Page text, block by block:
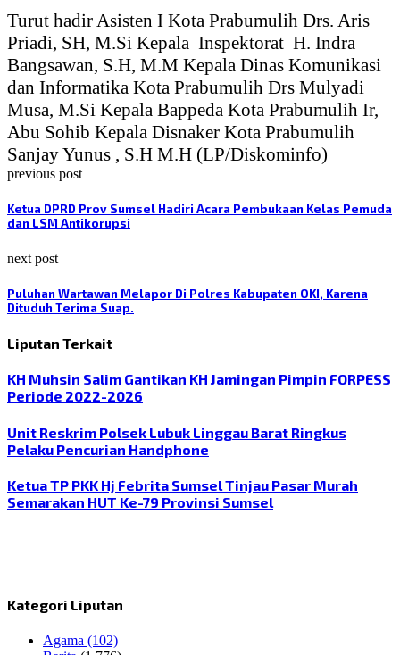
Turut hadir Asisten I Kota Prabumulih Drs. Aris
Priadi, SH, M.Si Kepala Inspektorat H. Indra
Bangsawan, S.H, M.M Kepala Dinas Komunikasi
dan Informatika Kota Prabumulih Drs Mulyadi
Musa, M.Si Kepala Bappeda Kota Prabumulih Ir,
Abu Sohib Kepala Disnaker Kota Prabumulih
Sanjay Yunus , S.H M.H (LP/Diskominfo)
previous post
Ketua DPRD Prov Sumsel Hadiri Acara Pembukaan Kelas Pemuda
dan LSM Antikorupsi
next post
Puluhan Wartawan Melapor Di Polres Kabupaten OKI, Karena
Dituduh Terima Suap.
Liputan Terkait
KH Muhsin Salim Gantikan KH Jamingan Pimpin FORPESS
Periode 2022-2026
Unit Reskrim Polsek Lubuk Linggau Barat Ringkus
Pelaku Pencurian Handphone
Ketua TP PKK Hj Febrita Sumsel Tinjau Pasar Murah
Semarakan HUT Ke-79 Provinsi Sumsel
Kategori Liputan
Agama (102)